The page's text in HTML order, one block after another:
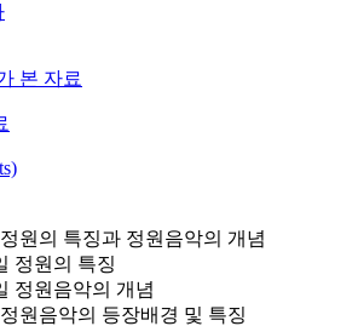
본 자료
원의 특징과 정원음악의 개념
정원의 특징
정원음악의 개념
원음악의 등장배경 및 특징